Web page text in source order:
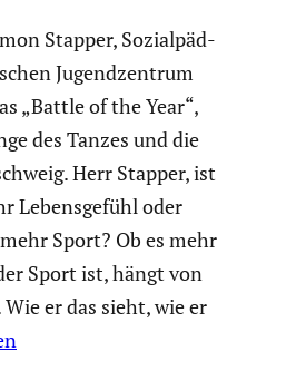
Stapper, Sozial­päd­
Jugend­zen­trum
„Battle of the Year“,
des Tanzes und die
Herr Stapper, ist
Lebens­ge­fühl oder
Sport? Ob es mehr
Sport ist, hängt von
er das sieht, wie er